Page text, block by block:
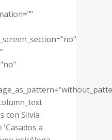
con Silvia
'Casados a